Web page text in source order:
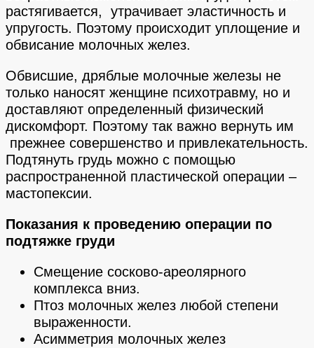
растягивается, утрачивает эластичность и
упругость. Поэтому происходит уплощение и
обвисание молочных желез.
Обвисшие, дряблые молочные железы не
только наносят женщине психотравму, но и
доставляют определенный физический
дискомфорт. Поэтому так важно вернуть им
прежнее совершенство и привлекательность.
Подтянуть грудь можно с помощью
распространенной пластической операции –
мастопексии.
Показания к проведению операции по
подтяжке груди
Смещение сосково-ареолярного
комплекса вниз.
Птоз молочных желез любой степени
выраженности.
Асимметрия молочных желез